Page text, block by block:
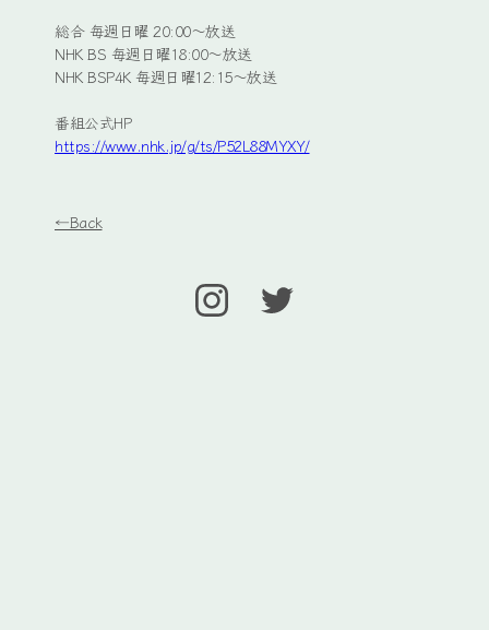
総合 毎週日曜 20:00〜放送
NHK BS 毎週日曜18:00〜放送
NHK BSP4K 毎週日曜12:15〜放送
番組公式HP
https://www.nhk.jp/g/ts/P52L88MYXY/
←Back